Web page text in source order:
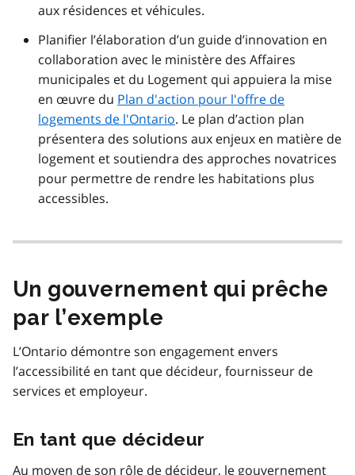
aux résidences et véhicules.
Planifier l’élaboration d’un guide d’innovation en
collaboration avec le ministère des Affaires
municipales et du Logement qui appuiera la mise
en œuvre du Plan d'action pour l'offre de
logements de l'Ontario. Le plan d’action plan
présentera des solutions aux enjeux en matière de
logement et soutiendra des approches novatrices
pour permettre de rendre les habitations plus
accessibles.
Un gouvernement qui prêche
par l’exemple
L’Ontario démontre son engagement envers
l’accessibilité en tant que décideur, fournisseur de
services et employeur.
En tant que décideur
Au moyen de son rôle de décideur, le gouvernement